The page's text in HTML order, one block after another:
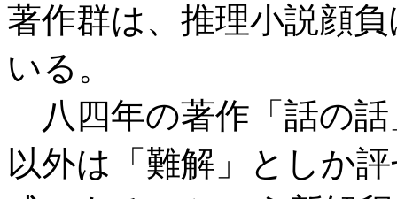
著作群は、推理小説顔
いる。
八四年の著作「話の話
以外は「難解」としか